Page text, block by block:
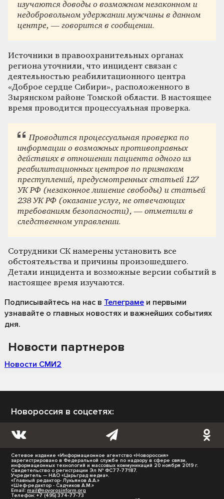
изучаются доводы о возможном незаконном и
недобровольном удержании мужчины в данном
центре, — говорится в сообщении.
Источники в правоохранительных органах
региона уточнили, что инцидент связан с
деятельностью реабилитационного центра
«Доброе сердце Сибири», расположенного в
Зырянском районе Томской области. В настоящее
время проводится процессуальная проверка.
Проводится процессуальная проверка по
информации о возможных противоправных
действиях в отношении пациента одного из
реабилитационных центров по признакам
преступлений, предусмотренных статьей 127
УК РФ (незаконное лишение свободы) и статьей
238 УК РФ (оказание услуг, не отвечающих
требованиям безопасности), — отметили в
следственном управлении.
Сотрудники СК намерены установить все
обстоятельства и причины произошедшего.
Детали инцидента и возможные версии событий в
настоящее время изучаются.
Подписывайтесь на нас в Телеграме и первыми
узнавайте о главных новостях и важнейших событиях
дня.
Новости партнеров
Новости СМИ2
Новороссия в соцсетях:
Сетевое издание «Информационное агентство «Новороссия»
зарегистрировано в Федеральной службе по надзору в сфере связи,
информационных технологий и массовых коммуникаций 20 ноября 2019 г.
Свидетельство о регистрации Эл № ФС77-77187.
Учредитель — НАО «Царьград медиа».
«Главный редактор- Лукьянов А.А.»
«Шеф-редактор - Садчиков А.М.»
Email: mail@novorosinform.org
Телефон: +7 (495) 374-77-73